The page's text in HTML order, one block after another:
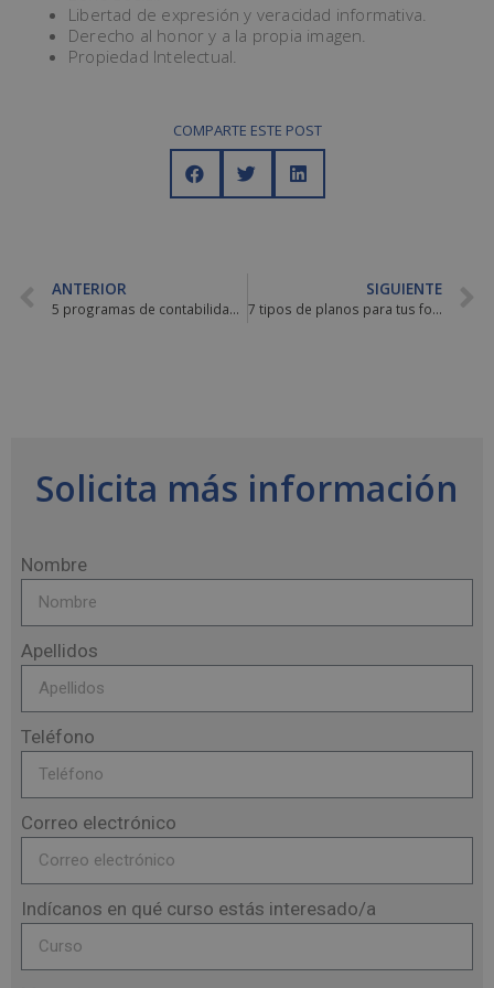
Libertad de expresión y veracidad informativa.
Derecho al honor y a la propia imagen.
Propiedad Intelectual.
COMPARTE ESTE POST
ANTERIOR
5 programas de contabilidad para tu empresa
SIGUIENTE
7 tipos de planos para tus fotografías
Solicita más información
Nombre
Apellidos
Teléfono
Correo electrónico
Indícanos en qué curso estás interesado/a